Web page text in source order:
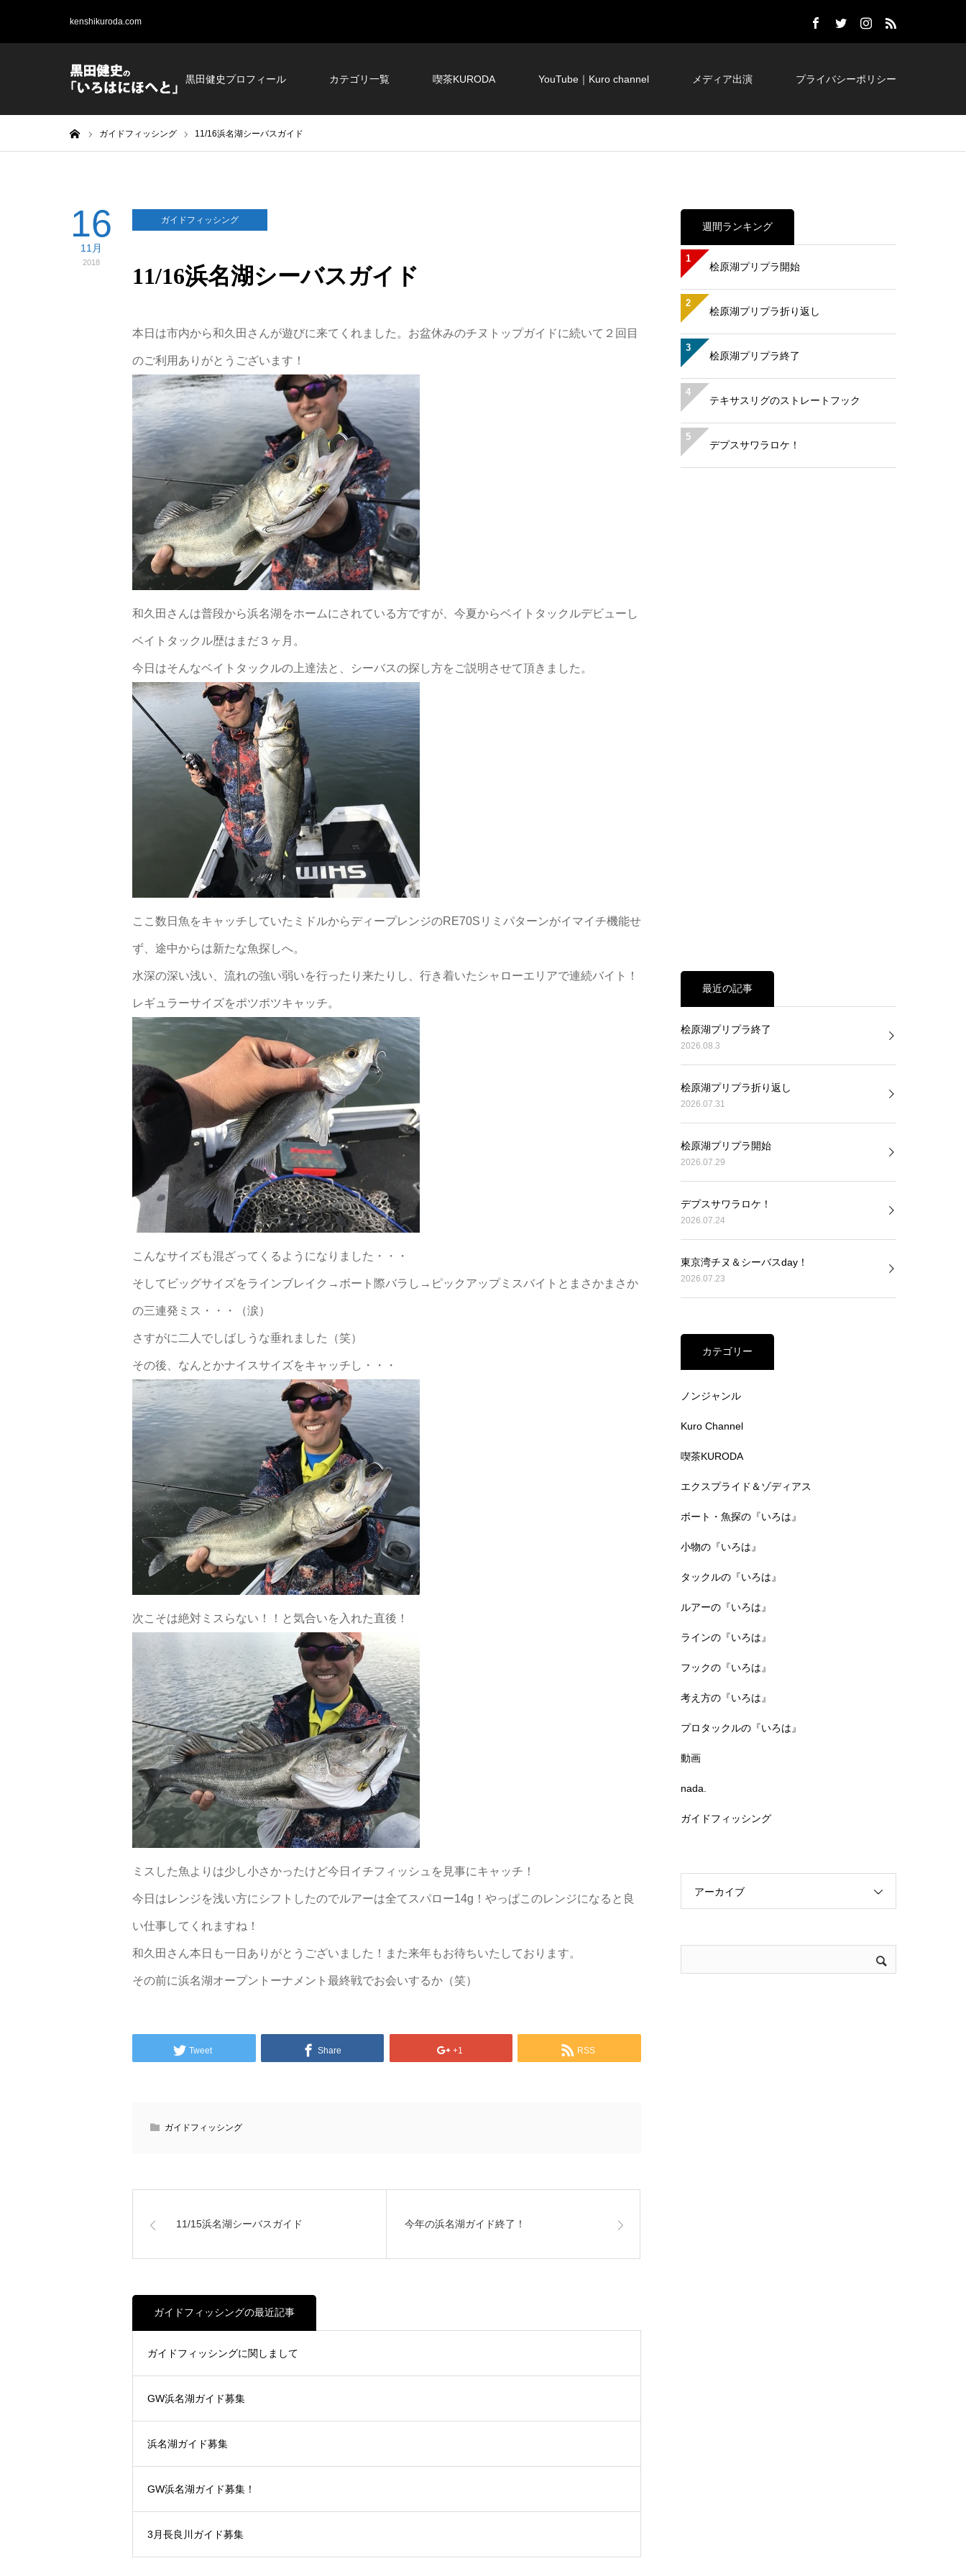
kenshikuroda.com
黒田健史プロフィール カテゴリ一覧 喫茶KURODA YouTube｜Kuro channel メディア出演 プライバシーポリシー
ガイドフィッシング 11/16浜名湖シーバスガイド
16
11月
2018
ガイドフィッシング
11/16浜名湖シーバスガイド
本日は市内から和久田さんが遊びに来てくれました。お盆休みのチヌトップガイドに続いて２回目
のご利用ありがとうございます！
和久田さんは普段から浜名湖をホームにされている方ですが、今夏からベイトタックルデビューし
ベイトタックル歴はまだ３ヶ月。
今日はそんなベイトタックルの上達法と、シーバスの探し方をご説明させて頂きました。
ここ数日魚をキャッチしていたミドルからディープレンジのRE70Sリミパターンがイマイチ機能せ
ず、途中からは新たな魚探しへ。
水深の深い浅い、流れの強い弱いを行ったり来たりし、行き着いたシャローエリアで連続バイト！
レギュラーサイズをポツポツキャッチ。
こんなサイズも混ざってくるようになりました・・・
そしてビッグサイズをラインブレイク→ボート際バラし→ピックアップミスバイトとまさかまさか
の三連発ミス・・・（涙）
さすがに二人でしばしうな垂れました（笑）
その後、なんとかナイスサイズをキャッチし・・・
次こそは絶対ミスらない！！と気合いを入れた直後！
ミスした魚よりは少し小さかったけど今日イチフィッシュを見事にキャッチ！
今日はレンジを浅い方にシフトしたのでルアーは全てスパロー14g！やっぱこのレンジになると良
い仕事してくれますね！
和久田さん本日も一日ありがとうございました！また来年もお待ちいたしております。
その前に浜名湖オープントーナメント最終戦でお会いするか（笑）
Tweet Share +1 RSS
ガイドフィッシング
11/15浜名湖シーバスガイド 今年の浜名湖ガイド終了！
ガイドフィッシングの最近記事
ガイドフィッシングに関しまして
GW浜名湖ガイド募集
浜名湖ガイド募集
GW浜名湖ガイド募集！
3月長良川ガイド募集
週間ランキング
1
桧原湖プリプラ開始
2
桧原湖プリプラ折り返し
3
桧原湖プリプラ終了
4
テキサスリグのストレートフック
5
デプスサワラロケ！
最近の記事
桧原湖プリプラ終了
2026.08.3
桧原湖プリプラ折り返し
2026.07.31
桧原湖プリプラ開始
2026.07.29
デプスサワラロケ！
2026.07.24
東京湾チヌ＆シーバスday！
2026.07.23
カテゴリー
ノンジャンル
Kuro Channel
喫茶KURODA
エクスプライド＆ゾディアス
ボート・魚探の『いろは』
小物の『いろは』
タックルの『いろは』
ルアーの『いろは』
ラインの『いろは』
フックの『いろは』
考え方の『いろは』
プロタックルの『いろは』
動画
nada.
ガイドフィッシング
アーカイブ